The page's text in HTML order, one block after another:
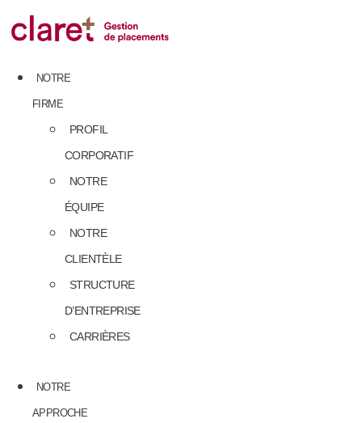
to
content
NOTRE
FIRME
PROFIL
CORPORATIF
NOTRE
ÉQUIPE
NOTRE
CLIENTÈLE
STRUCTURE
D’ENTREPRISE
CARRIÈRES
NOTRE
APPROCHE